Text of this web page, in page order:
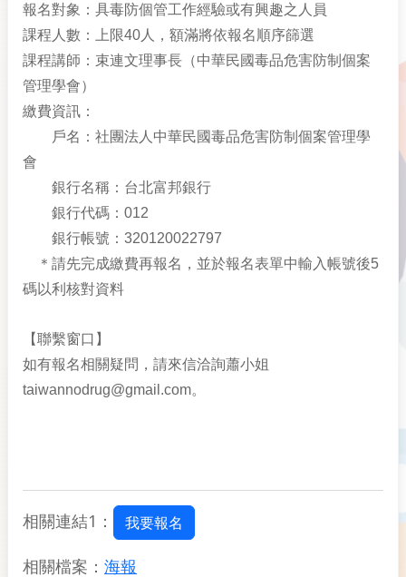
報名對象：具毒防個管工作經驗或有興趣之人員
課程人數：上限40人，額滿將依報名順序篩選
課程講師：束連文理事長（中華民國毒品危害防制個案
管理學會）
繳費資訊：
戶名：社團法人中華民國毒品危害防制個案管理學
會
銀行名稱：台北富邦銀行
銀行代碼：012
銀行帳號：320120022797
＊請先完成繳費再報名，並於報名表單中輸入帳號後5
碼以利核對資料
【聯繫窗口】
如有報名相關疑問，請來信洽詢蕭小姐
taiwannodrug@gmail.com。
相關連結1： 我要報名
相關檔案： 海報